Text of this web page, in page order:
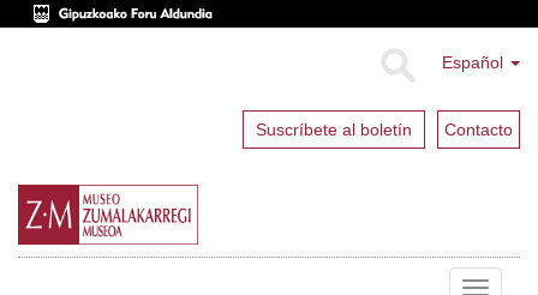
Español
Suscríbete al boletín Contacto
Toggle